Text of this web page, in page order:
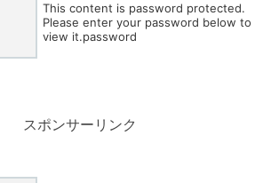
This content is password protected.
Please enter your password below to
view it.password
スポンサーリンク